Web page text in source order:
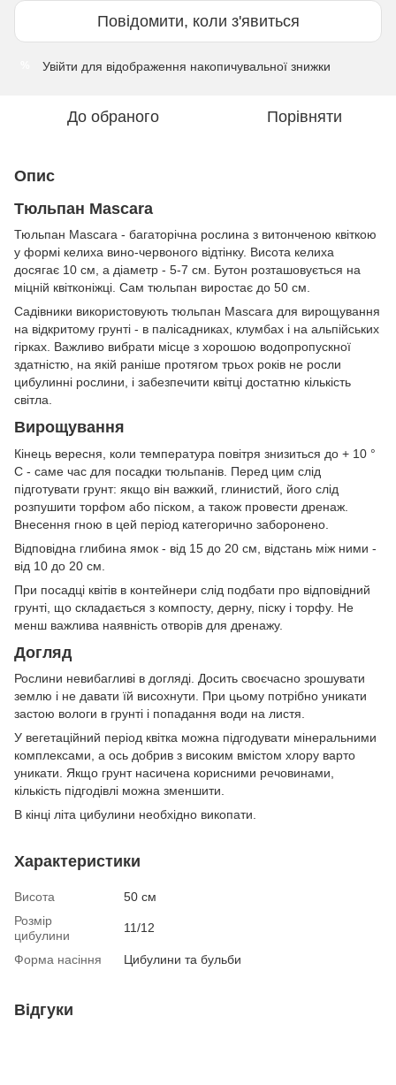
Повідомити, коли з'явиться
Увійти для відображення накопичувальної знижки
До обраного Порівняти
Опис
Тюльпан Mascara
Тюльпан Mascara - багаторічна рослина з витонченою квіткою
у формі келиха вино-червоного відтінку. Висота келиха
досягає 10 см, а діаметр - 5-7 см. Бутон розташовується на
міцній квітконіжці. Сам тюльпан виростає до 50 см.
Садівники використовують тюльпан Mascara для вирощування
на відкритому грунті - в палісадниках, клумбах і на альпійських
гірках. Важливо вибрати місце з хорошою водопропускної
здатністю, на якій раніше протягом трьох років не росли
цибулинні рослини, і забезпечити квітці достатню кількість
світла.
Вирощування
Кінець вересня, коли температура повітря знизиться до + 10 °
С - саме час для посадки тюльпанів. Перед цим слід
підготувати грунт: якщо він важкий, глинистий, його слід
розпушити торфом або піском, а також провести дренаж.
Внесення гною в цей період категорично заборонено.
Відповідна глибина ямок - від 15 до 20 см, відстань між ними -
від 10 до 20 см.
При посадці квітів в контейнери слід подбати про відповідний
грунті, що складається з компосту, дерну, піску і торфу. Не
менш важлива наявність отворів для дренажу.
Догляд
Рослини невибагливі в догляді. Досить своєчасно зрошувати
землю і не давати їй висохнути. При цьому потрібно уникати
застою вологи в грунті і попадання води на листя.
У вегетаційний період квітка можна підгодувати мінеральними
комплексами, а ось добрив з високим вмістом хлору варто
уникати. Якщо грунт насичена корисними речовинами,
кількість підгодівлі можна зменшити.
В кінці літа цибулини необхідно викопати.
Характеристики
Висота
50 см
Розмір
цибулини
11/12
Форма насіння Цибулини та бульби
Відгуки